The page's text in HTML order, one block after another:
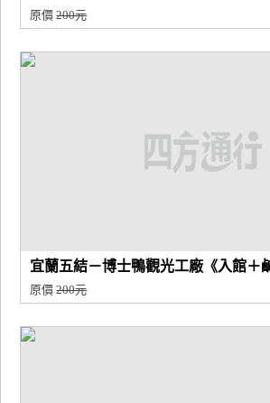
原價200元
宜蘭五結－博士鴨觀光工廠《入館＋
原價200元